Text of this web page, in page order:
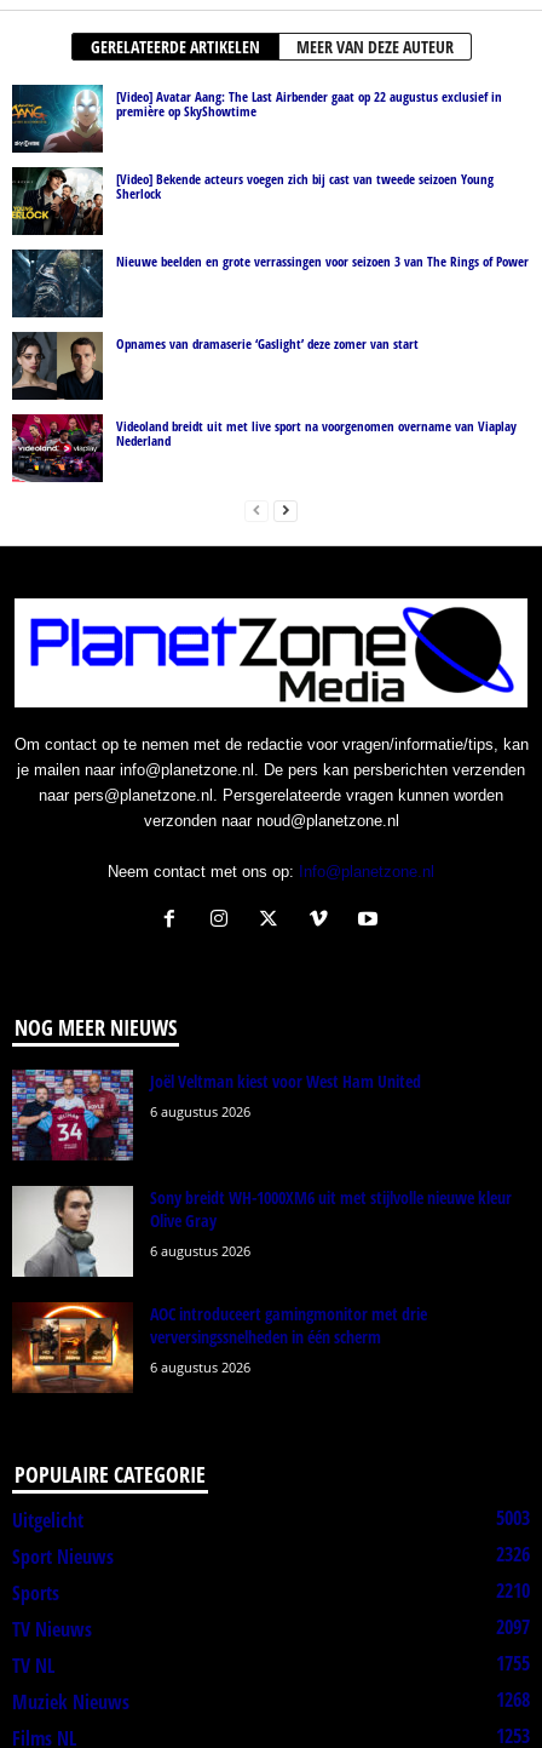
GERELATEERDE ARTIKELEN MEER VAN DEZE AUTEUR
[Video] Avatar Aang: The Last Airbender gaat op 22 augustus exclusief in
première op SkyShowtime
[Video] Bekende acteurs voegen zich bij cast van tweede seizoen Young
Sherlock
Nieuwe beelden en grote verrassingen voor seizoen 3 van The Rings of Power
Opnames van dramaserie ‘Gaslight’ deze zomer van start
Videoland breidt uit met live sport na voorgenomen overname van Viaplay
Nederland
Om contact op te nemen met de redactie voor vragen/informatie/tips, kan
je mailen naar info@planetzone.nl. De pers kan persberichten verzenden
naar pers@planetzone.nl. Persgerelateerde vragen kunnen worden
verzonden naar noud@planetzone.nl
Neem contact met ons op: Info@planetzone.nl
NOG MEER NIEUWS
Joël Veltman kiest voor West Ham United
6 augustus 2026
Sony breidt WH-1000XM6 uit met stijlvolle nieuwe kleur
Olive Gray
6 augustus 2026
AOC introduceert gamingmonitor met drie
verversingssnelheden in één scherm
6 augustus 2026
POPULAIRE CATEGORIE
Uitgelicht
5003
Sport Nieuws
2326
Sports
2210
TV Nieuws
2097
TV NL
1755
Muziek Nieuws
1268
Films NL
1253